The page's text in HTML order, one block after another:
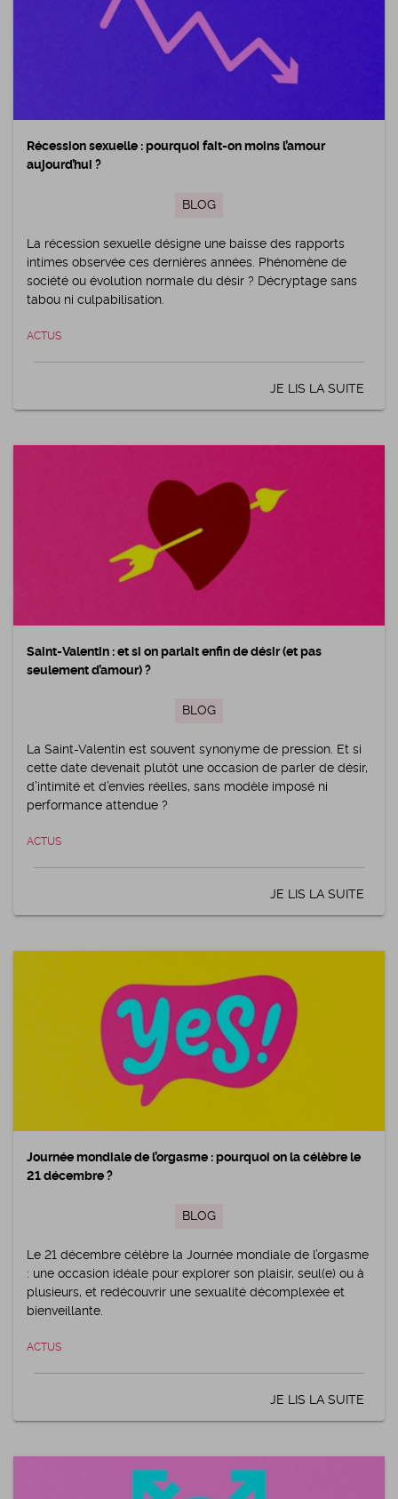
Récession sexuelle : pourquoi fait-on moins l’amour
aujourd’hui ?
BLOG
La récession sexuelle désigne une baisse des rapports
intimes observée ces dernières années. Phénomène de
société ou évolution normale du désir ? Décryptage sans
tabou ni culpabilisation.
ACTUS
JE LIS LA SUITE
Saint-Valentin : et si on parlait enfin de désir (et pas
seulement d’amour) ?
BLOG
La Saint-Valentin est souvent synonyme de pression. Et si
cette date devenait plutôt une occasion de parler de désir,
d’intimité et d’envies réelles, sans modèle imposé ni
performance attendue ?
ACTUS
JE LIS LA SUITE
Journée mondiale de l’orgasme : pourquoi on la célèbre le
21 décembre ?
BLOG
Le 21 décembre célèbre la Journée mondiale de l’orgasme
: une occasion idéale pour explorer son plaisir, seul(e) ou à
plusieurs, et redécouvrir une sexualité décomplexée et
bienveillante.
ACTUS
JE LIS LA SUITE